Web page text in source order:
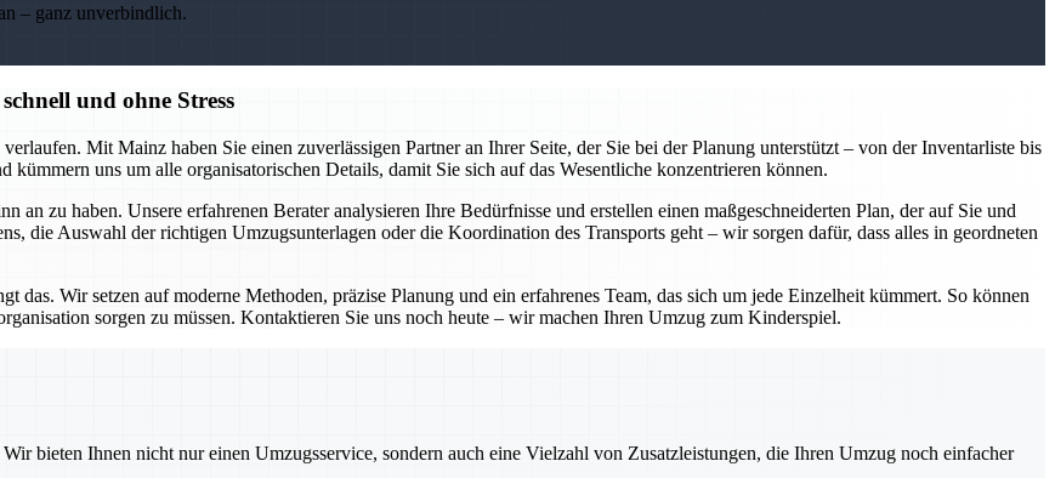
– ganz unverbindlich.
und ohne Stress
Mit Mainz haben Sie einen zuverlässigen Partner an Ihrer Seite, der Sie bei der Planung unterstützt – von der Inventarliste bis
uns um alle organisatorischen Details, damit Sie sich auf das Wesentliche konzentrieren können.
zu haben. Unsere erfahrenen Berater analysieren Ihre Bedürfnisse und erstellen einen maßgeschneiderten Plan, der auf Sie und
die Auswahl der richtigen Umzugsunterlagen oder die Koordination des Transports geht – wir sorgen dafür, dass alles in geordneten
Wir setzen auf moderne Methoden, präzise Planung und ein erfahrenes Team, das sich um jede Einzelheit kümmert. So können
sorgen zu müssen. Kontaktieren Sie uns noch heute – wir machen Ihren Umzug zum Kinderspiel.
bieten Ihnen nicht nur einen Umzugsservice, sondern auch eine Vielzahl von Zusatzleistungen, die Ihren Umzug noch einfacher